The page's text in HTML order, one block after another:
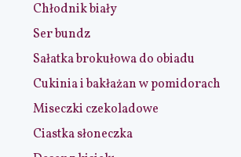
Chłodnik biały
Ser bundz
Sałatka brokułowa do obiadu
Cukinia i bakłażan w pomidorach
Miseczki czekoladowe
Ciastka słoneczka